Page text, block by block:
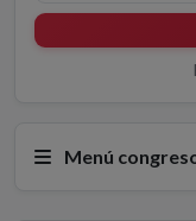
Menú